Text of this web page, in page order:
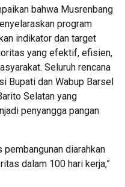
bahwa Musrenbang
program
indikator dan target
yang efektif, efisien,
Seluruh rencana
Bupati dan Wabup Barsel
Selatan yang
penyangga pangan
pembangunan diarahkan
dalam 100 hari kerja,”